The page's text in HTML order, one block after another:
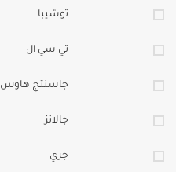
توشيبا
تي سي ال
جاسنتج هاوس
جالانز
جري